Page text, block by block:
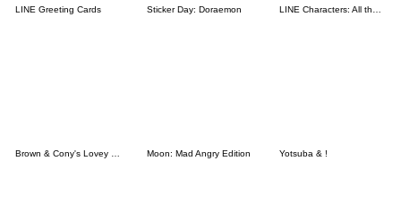
LINE Greeting Cards Sticker Day: Doraemon
Brown & Cony's Lovey Dovey Date Moon: Mad Angry Edition Yotsuba & !